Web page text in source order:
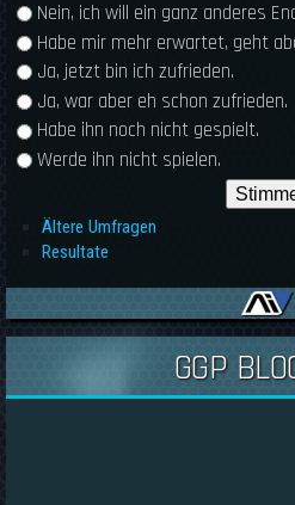
Auswahlmöglichkeiten
Nein, ich will ein ganz anderes
Habe mir mehr erwartet, geht
Ja, jetzt bin ich zufrieden.
Ja, war aber eh schon zufrieden.
Habe ihn noch nicht gespielt.
Werde ihn nicht spielen.
Ältere Umfragen
Resultate
GGP